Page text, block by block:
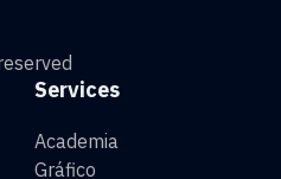
Services
Academia
Gráfico